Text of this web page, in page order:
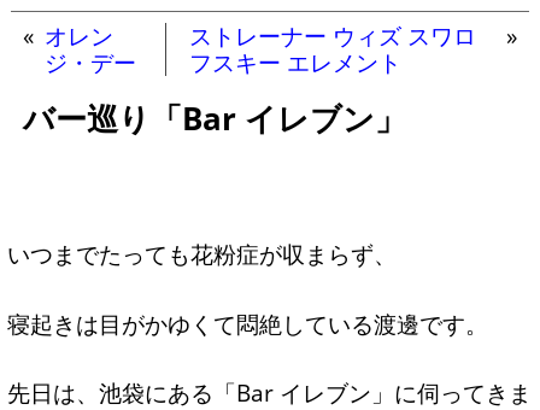
« オレン
ジ・デー
ストレーナー ウィズ スワロ
フスキー エレメント
»
バー巡り「Bar イレブン」
いつまでたっても花粉症が収まらず、
寝起きは目がかゆくて悶絶している渡邊です。
先日は、池袋にある「Bar イレブン」に伺ってきま